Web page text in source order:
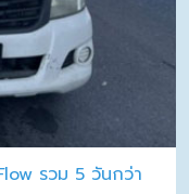
รวม 5 วันกว่า